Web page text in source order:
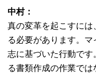
中村：
真の変革を起こすに
る必要があります。
志に基づいた行動で
る書類作成の作業で